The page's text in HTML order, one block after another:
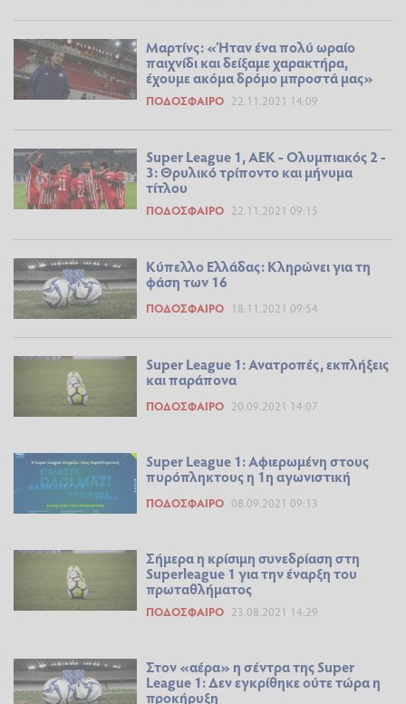
Μαρτίνς: «Ήταν ένα πολύ ωραίο
παιχνίδι και δείξαμε χαρακτήρα,
έχουμε ακόμα δρόμο μπροστά μας»
ΠΟΔΌΣΦΑΙΡΟ 22.11.2021 14:09
Super League 1, ΑΕΚ - Ολυμπιακός 2 -
3: Θρυλικό τρίποντο και μήνυμα
τίτλου
ΠΟΔΌΣΦΑΙΡΟ 22.11.2021 09:15
Κύπελλο Ελλάδας: Κληρώνει για τη
φάση των 16
ΠΟΔΌΣΦΑΙΡΟ 18.11.2021 09:54
Super League 1: Ανατροπές, εκπλήξεις
και παράπονα
ΠΟΔΌΣΦΑΙΡΟ 20.09.2021 14:07
Super League 1: Αφιερωμένη στους
πυρόπληκτους η 1η αγωνιστική
ΠΟΔΌΣΦΑΙΡΟ 08.09.2021 09:13
Σήμερα η κρίσιμη συνεδρίαση στη
Superleague 1 για την έναρξη του
πρωταθλήματος
ΠΟΔΌΣΦΑΙΡΟ 23.08.2021 14:29
Στον «αέρα» η σέντρα της Super
League 1: Δεν εγκρίθηκε ούτε τώρα η
προκήρυξη